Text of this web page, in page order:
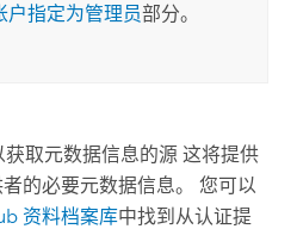
户指定为管理员部分。
取元数据信息的源 这将提供
的必要元数据信息。 您可以
资料档案库中找到从认证提